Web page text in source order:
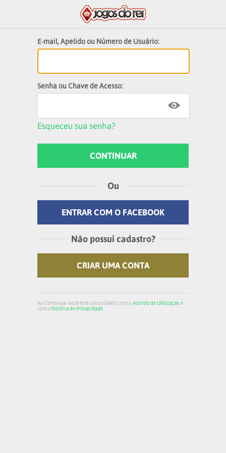
E-mail, Apelido ou Número de Usuário:
Senha ou Chave de Acesso:
Esqueceu sua senha?
Ou
ENTRAR COM O FACEBOOK
Não possui cadastro?
CRIAR UMA CONTA
Ao Continuar você terá concordado com o Acordo de Utilização e
com aPolítica de Privacidade